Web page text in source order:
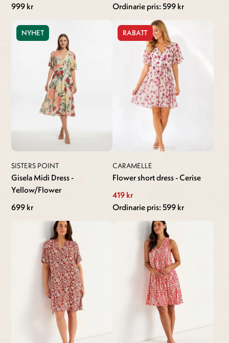
999 kr
Ordinarie pris: 599 kr
NYHET
SISTERS POINT
Gisela Midi Dress -
Yellow/Flower
699 kr
RABATT
CARAMELLE
Flower short dress - Cerise
419 kr
Ordinarie pris: 599 kr